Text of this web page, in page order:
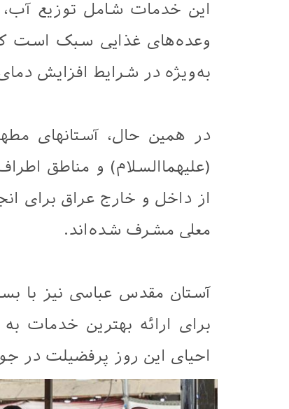
این خدمات شامل توزیع
وعده‌های غذایی سبک است
به‌ویژه در شرایط افزایش دمای
در همین حال، آستانهای
(علیهماالسلام) و مناطق
از داخل و خارج عراق برای
معلی مشرف شده‌اند.
آستان مقدس عباسی نیز با
برای ارائه بهترین خدمات
احیای این روز پرفضیلت در